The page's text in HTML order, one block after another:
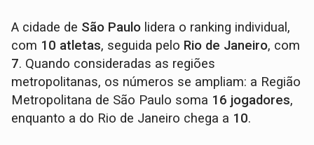
A cidade de São Paulo lidera o ranking individual,
com 10 atletas, seguida pelo Rio de Janeiro, com
7. Quando consideradas as regiões
metropolitanas, os números se ampliam: a Região
Metropolitana de São Paulo soma 16 jogadores,
enquanto a do Rio de Janeiro chega a 10.